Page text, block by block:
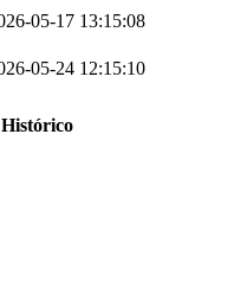
05-17 13:15:08
05-24 12:15:10